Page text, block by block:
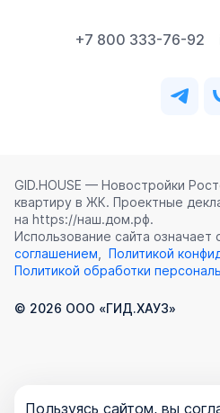
+7 800 333-76-92
GID.HOUSE — Новостройки
квартиру в ЖК. Проектные
на https://наш.дом.рф.
Использование сайта означает
соглашением
Политикой
Политикой обработки
© 2026 ООО «ГИД.ХАУЗ»
Пользуясь сайтом, вы